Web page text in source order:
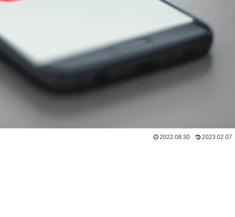
2022.08.30 2023.02.07